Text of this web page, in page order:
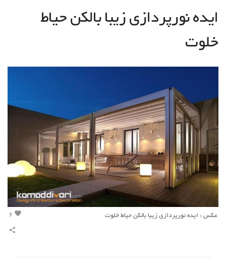
ایده نورپردازی زیبا بالکن حیاط
خلوت
عکس : ایده نورپردازی زیبا بالکن حیاط خلوت favorite
6
share